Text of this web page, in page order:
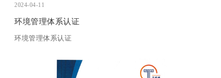
2024-04-11
环境管理体系认证
环境管理体系认证